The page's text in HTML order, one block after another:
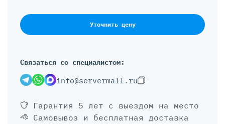
Уточнить цену
Связаться со специалистом:
info@servermall.ru
Гарантия 5 лет с выездом на место
Самовывоз и бесплатная доставка